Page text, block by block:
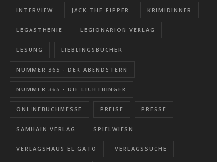
INTERVIEW JACK THE RIPPER KRIMIDINNER
LEGASTHENIE LEGIONARION VERLAG
LESUNG LIEBLINGSBÜCHER
NUMMER 365 - DER ABENDSTERN
NUMMER 365 - DIE LICHTBINGER
ONLINEBUCHMESSE PREISE PRESSE
SAMHAIN VERLAG SPIELWIESN
VERLAGSHAUS EL GATO VERLAGSSUCHE